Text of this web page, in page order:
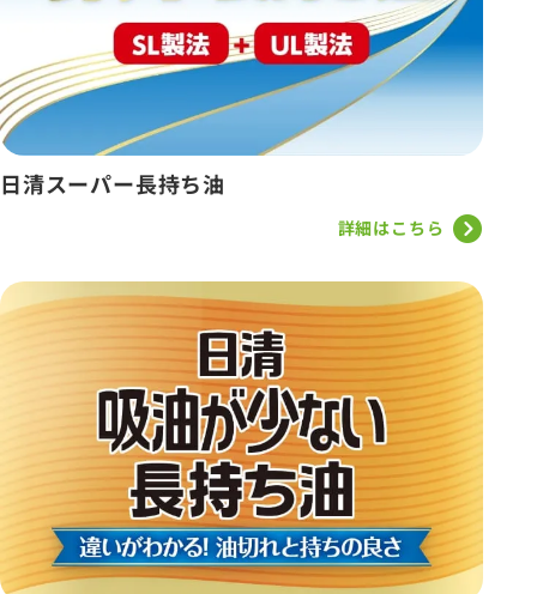
日清スーパー長持ち油
詳細はこちら